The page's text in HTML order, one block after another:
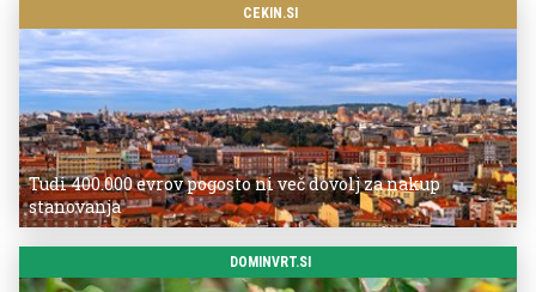
CEKIN.SI
Tudi 400.000 evrov pogosto ni več dovolj za nakup
stanovanja
DOMINVRT.SI